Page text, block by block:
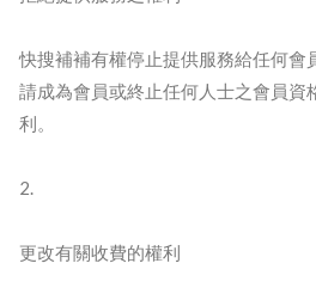
快搜補補有權停止提供服務給任何會
請成為會員或終止任何人士之會員資
利。
2.
更改有關收費的權利